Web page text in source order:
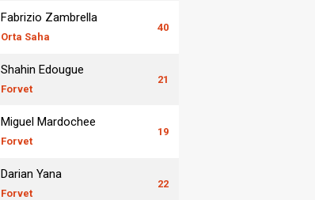
Fabrizio Zambrella
Orta Saha
40
Shahin Edougue
Forvet
21
Miguel Mardochee
Forvet
19
Darian Yana
Forvet
22